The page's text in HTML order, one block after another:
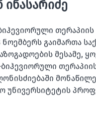
ინასარიძე
ნოემბერს გაიმართა
მესამე,
ბიჰევიორული
უნივერსიტეტის